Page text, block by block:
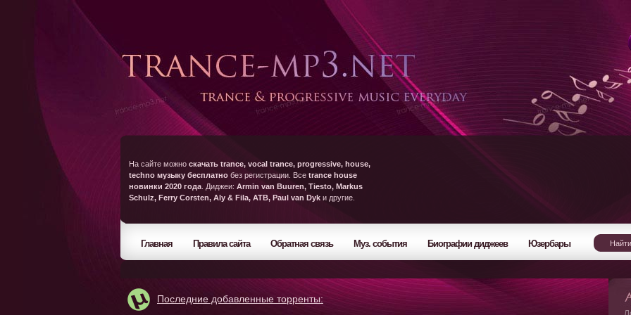
На сайте можно скачать trance, vocal trance, progressive, house,
techno музыку бесплатно без регистрации. Все trance house
новинки 2020 года . Диджеи: Armin van Buuren, Tiesto, Markus
Schulz, Ferry Corsten, Aly & Fila, ATB, Paul van Dyk и другие.
Главная Правила сайта Обратная связь Муз. события Биографии диджеев Юзербары
Последние добавленные торренты: